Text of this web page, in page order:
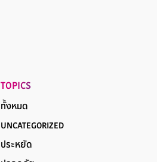
TOPICS
ทั้งหมด
UNCATEGORIZED
ประหยัด